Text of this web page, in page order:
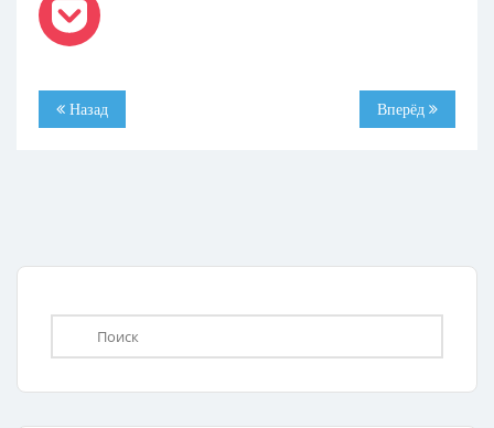
Назад Вперёд